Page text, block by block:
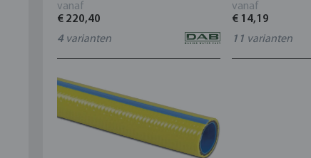
vanaf
€ 220,40
4 varianten
vanaf
€ 14,19
11 varianten